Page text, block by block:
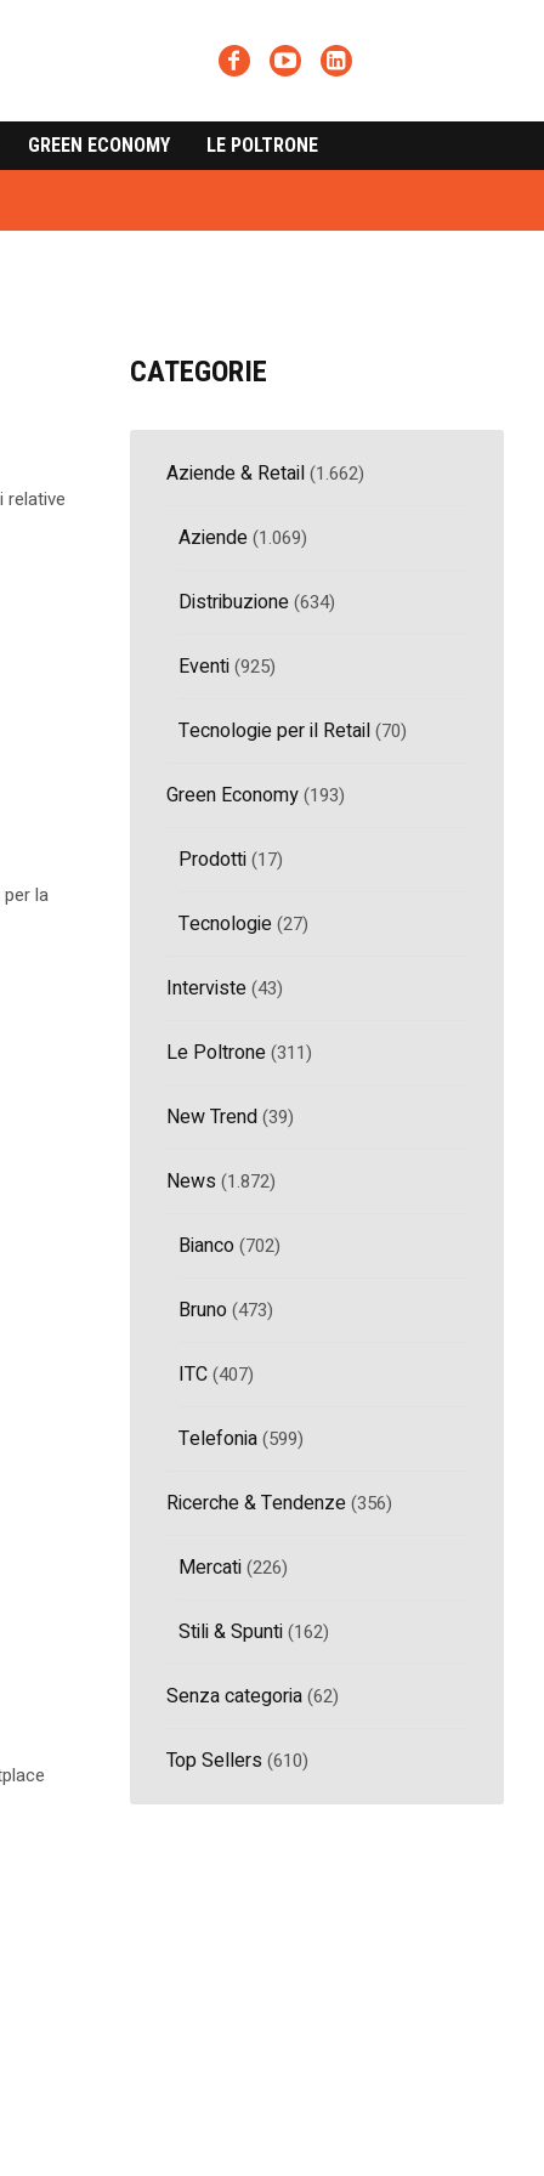
GREEN ECONOMY LE POLTRONE
relative
la
CATEGORIE
Aziende & Retail(1.662)
Aziende(1.069)
Distribuzione(634)
Eventi(925)
Tecnologie per il Retail(70)
Green Economy(193)
Prodotti(17)
Tecnologie(27)
Interviste(43)
Le Poltrone(311)
New Trend(39)
News (1.872)
Bianco(702)
Bruno(473)
ITC(407)
Telefonia(599)
Ricerche & Tendenze(356)
Mercati(226)
Stili & Spunti(162)
Senza categoria(62)
Top Sellers (610)